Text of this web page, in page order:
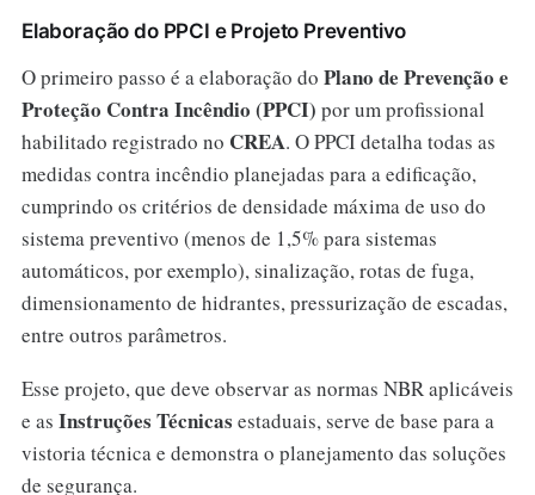
Elaboração do PPCI e Projeto Preventivo
O primeiro passo é a elaboração do Plano de Prevenção e
Proteção Contra Incêndio (PPCI) por um profissional
habilitado registrado no CREA. O PPCI detalha todas as
medidas contra incêndio planejadas para a edificação,
cumprindo os critérios de densidade máxima de uso do
sistema preventivo (menos de 1,5% para sistemas
automáticos, por exemplo), sinalização, rotas de fuga,
dimensionamento de hidrantes, pressurização de escadas,
entre outros parâmetros.
Esse projeto, que deve observar as normas NBR aplicáveis
e as Instruções Técnicas estaduais, serve de base para a
vistoria técnica e demonstra o planejamento das soluções
de segurança.